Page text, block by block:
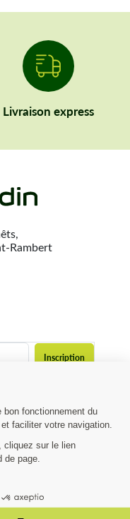
AU PANIER
Livraison express
Rambert
04 81 120 120